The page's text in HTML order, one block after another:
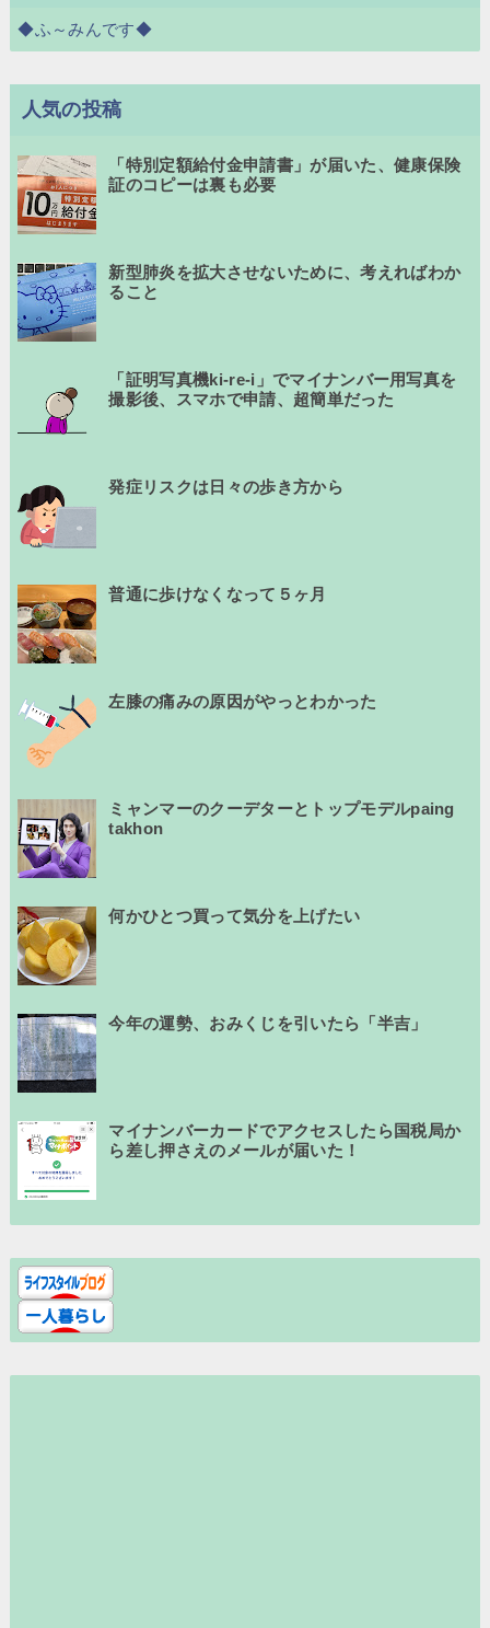
◆ふ～みんです◆
人気の投稿
「特別定額給付金申請書」が届いた、健康保険
証のコピーは裏も必要
新型肺炎を拡大させないために、考えればわか
ること
「証明写真機ki-re-i」でマイナンバー用写真を
撮影後、スマホで申請、超簡単だった
発症リスクは日々の歩き方から
普通に歩けなくなって５ヶ月
左膝の痛みの原因がやっとわかった
ミャンマーのクーデターとトップモデルpaing
takhon
何かひとつ買って気分を上げたい
今年の運勢、おみくじを引いたら「半吉」
マイナンバーカードでアクセスしたら国税局か
ら差し押さえのメールが届いた！